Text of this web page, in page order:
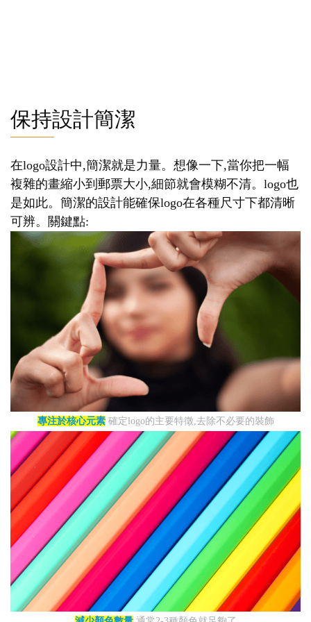
保持設計簡潔
在logo設計中,簡潔就是力量。想像一下,當你把一幅
複雜的畫縮小到郵票大小,細節就會模糊不清。logo也
是如此。簡潔的設計能確保logo在各種尺寸下都清晰
可辨。關鍵點:
專注於核心元素確定logo的主要特徵,去除不必要的裝飾